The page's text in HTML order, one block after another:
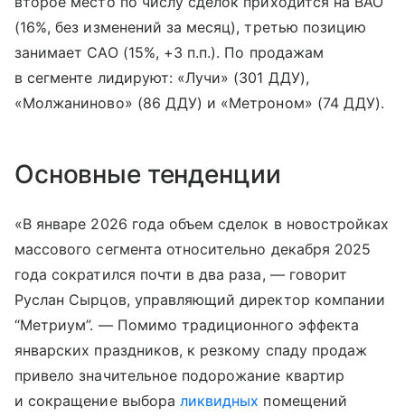
(16%, без изменений за месяц), третью позицию
занимает САО (15%, +3 п.п.). По продажам
в сегменте лидируют: «Лучи» (301 ДДУ),
«Молжаниново» (86 ДДУ) и «Метроном» (74 ДДУ).
Основные тенденции
«В январе 2026 года объем сделок в новостройках
массового сегмента относительно декабря 2025
года сократился почти в два раза, — говорит
Руслан Сырцов, управляющий директор компании
“Метриум”. — Помимо традиционного эффекта
январских праздников, к резкому спаду продаж
привело значительное подорожание квартир
и сокращение выбора ликвидных помещений